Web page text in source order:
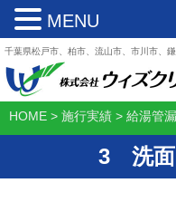
千葉県松戸市、柏市、流山市、市川市、
HOME > 施行実績 > 給湯管
3 洗面
MENU